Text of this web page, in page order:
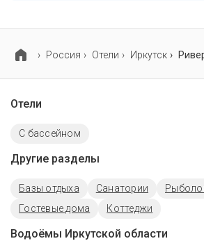
Россия Отели Иркутск
Отели
C бассейном
Другие разделы
Базы отдыха Санатории
Гостевые дома
Коттеджи
Водоёмы Иркутской области